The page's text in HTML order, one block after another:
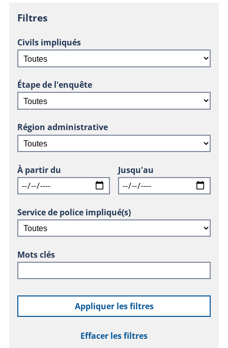
Filtres
Civils impliqués
Étape de l'enquête
Région administrative
À partir du Jusqu'au
Service de police impliqué(s)
Mots clés
Appliquer les filtres
Effacer les filtres